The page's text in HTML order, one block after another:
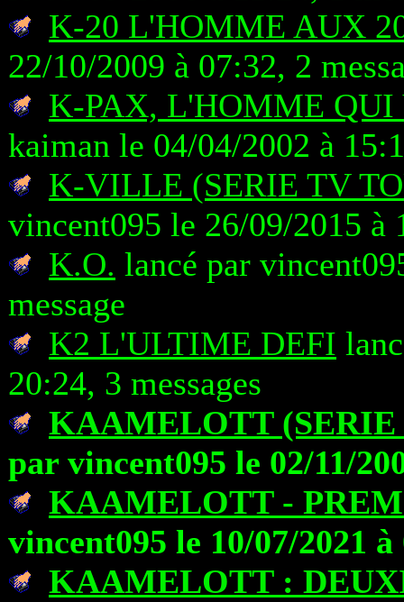
K-20 L'HOMME AUX
22/10/2009 à 07:32, 2
K-PAX, L'HOMME
kaiman le 04/04/2002 à
K-VILLE (SERIE TV
vincent095 le 26/09/2015 à
K.O. lancé par
message
K2 L'ULTIME DEFI
20:24, 3 messages
KAAMELOTT (SERIE
par vincent095 le 02/11/
KAAMELOTT -
vincent095 le 10/07/2021 à
KAAMELOTT :